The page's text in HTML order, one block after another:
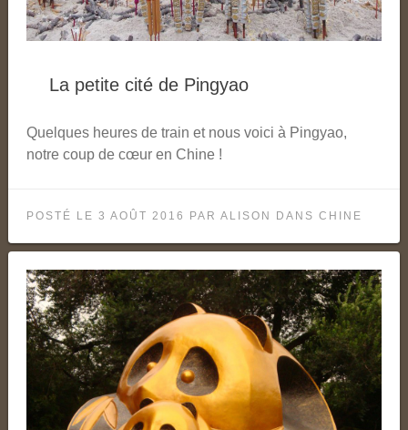
La petite cité de Pingyao
Quelques heures de train et nous voici à Pingyao,
notre coup de cœur en Chine !
POSTÉ LE 3 AOÛT 2016 PAR ALISON DANS CHINE